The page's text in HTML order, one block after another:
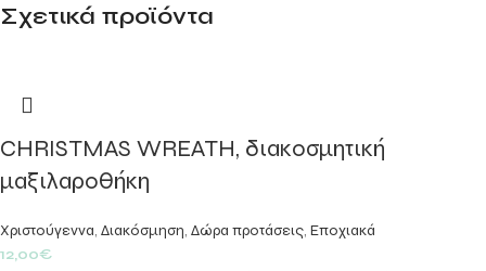
Σχετικά προϊόντα
CHRISTMAS WREATH, διακοσμητική
μαξιλαροθήκη
Χριστούγεννα, Διακόσμηση, Δώρα προτάσεις, Εποχιακά
12,00€